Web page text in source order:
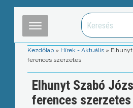
Kezdőlap » Hírek - Aktuális »
ferences szerzetes
Elhunyt Szabó
ferences szerzetes